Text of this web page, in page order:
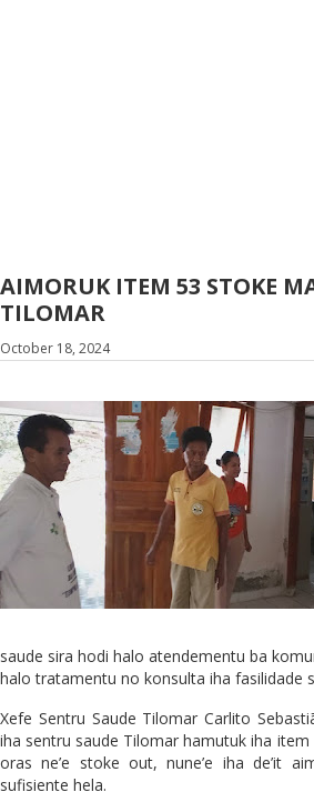
AIMORUK ITEM 53 STOKE
TILOMAR
October 18, 2024
saude sira hodi halo atendementu ba
halo tratamentu no konsulta iha fasilidade
Xefe Sentru Saude Tilomar Carlito
iha sentru saude Tilomar hamutuk iha
oras ne’e stoke out, nune’e iha de’it
sufisiente hela.